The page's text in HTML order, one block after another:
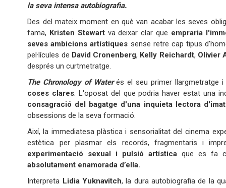
la seva intensa autobiografia.
Des del mateix moment en què van acabar les seves
fama, Kristen Stewartva deixar clar que empraria
seves ambicions artístiques sense retre cap tipus
pel·lícules de David Cronenberg, Kelly Reichardt, Olivier
després un curtmetratge.
The Chronology of Waterés el seu primer llargmetratge
coses clares. L'oposat del que podria haver estat una
consagració del bagatge d'una inquieta lectora
obsessions de la seva formació.
Així, la immediatesa plàstica i sensorialitat del cinema
estètica per plasmar els records, fragmentaris i
experimentació sexual i pulsió artística que es fa
absolutament enamorada d’ella.
Interpreta Lidia Yuknavitch, la dura autobiografia de la